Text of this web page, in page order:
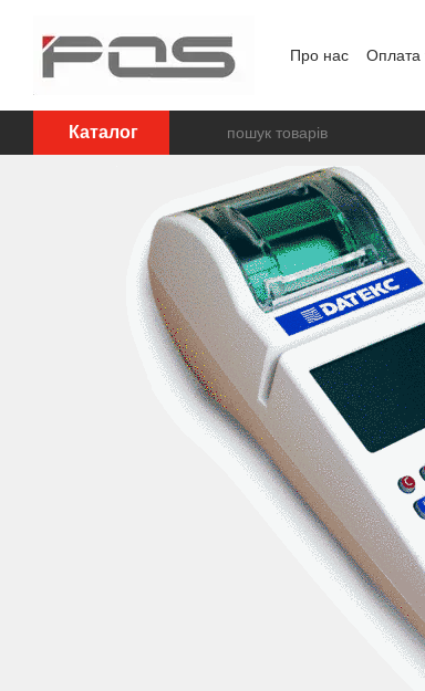
Про нас Оплата
Каталог